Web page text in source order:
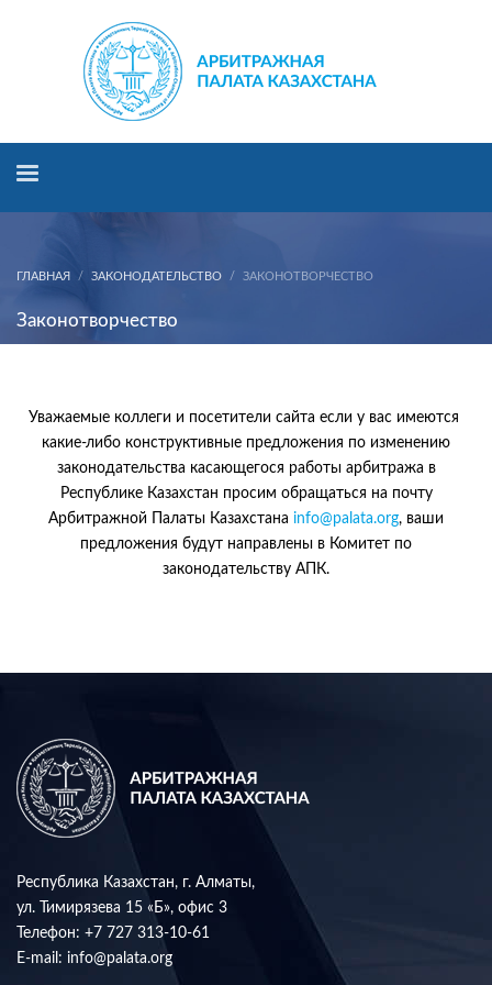
ГЛАВНАЯ ЗАКОНОДАТЕЛЬСТВО ЗАКОНОТВОРЧЕСТВО
Законотворчество
Уважаемые коллеги и посетители сайта если у вас имеются
какие-либо конструктивные предложения по изменению
законодательства касающегося работы арбитража в
Республике Казахстан просим обращаться на почту
Арбитражной Палаты Казахстана info@palata.org, ваши
предложения будут направлены в Комитет по
законодательству АПК.
Республика Казахстан, г. Алматы,
ул. Тимирязева 15 «Б», офис 3
Телефон: +7 727 313-10-61
E-mail: info@palata.org